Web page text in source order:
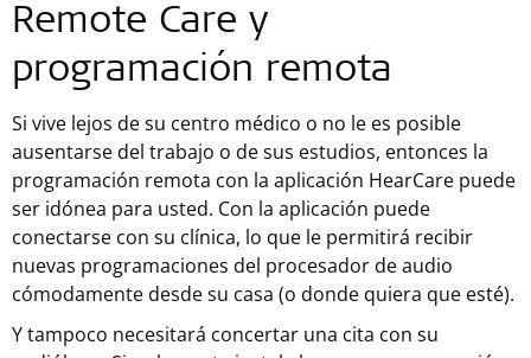
Remote Care y
programación remota
Si vive lejos de su centro médico o no le es posible
ausentarse del trabajo o de sus estudios, entonces la
programación remota con la aplicación HearCare puede
ser idónea para usted. Con la aplicación puede
conectarse con su clínica, lo que le permitirá recibir
nuevas programaciones del procesador de audio
cómodamente desde su casa (o donde quiera que esté).
Y tampoco necesitará concertar una cita con su